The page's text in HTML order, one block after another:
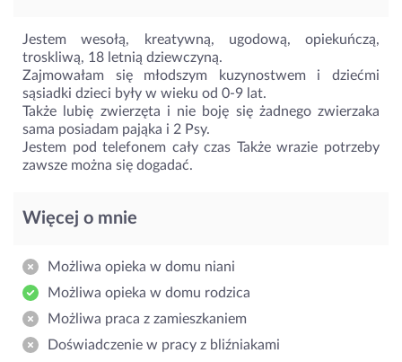
Jestem wesołą, kreatywną, ugodową, opiekuńczą,
troskliwą, 18 letnią dziewczyną.
Zajmowałam się młodszym kuzynostwem i dziećmi
sąsiadki dzieci były w wieku od 0-9 lat.
Także lubię zwierzęta i nie boję się żadnego zwierzaka
sama posiadam pająka i 2 Psy.
Jestem pod telefonem cały czas Także wrazie potrzeby
zawsze można się dogadać.
Więcej o mnie
Możliwa opieka w domu niani
Możliwa opieka w domu rodzica
Możliwa praca z zamieszkaniem
Doświadczenie w pracy z bliźniakami